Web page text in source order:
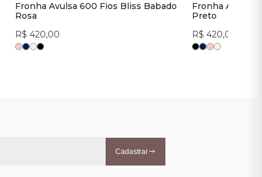
Fronha Avulsa 600 Fios Bliss Babado
Rosa
R$ 420,00
Fronha Avulsa
Preto
R$ 420,00
Cadastrar